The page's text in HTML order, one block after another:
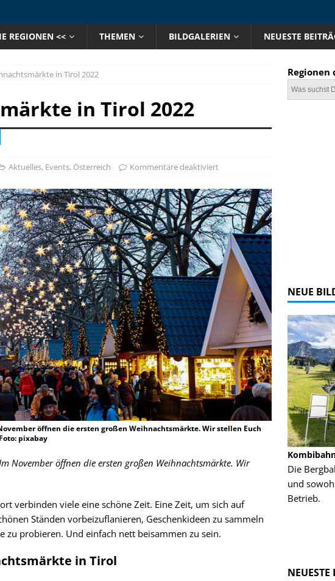
REGIONEN << THEMEN BILDGALERIEN NEUESTE
in Tirol 2022
in Tirol 2022
Aktuelles, Events, Österreich Kommentare deaktiviert
öffnen die ersten großen Weihnachtsmärkte. Wir stellen Euch
pixabay
November öffnen die ersten großen Weihnachtsmärkte. Wir
verbinden viele eine schöne Zeit. Eine Zeit, um sich auf
Ständen vorbeizuflanieren, Geschenkideen zu sammeln
zu probieren. Und einfach nett beisammen zu sein.
in Tirol
Regionen
NEUE
Mehr als 3,5 Kilometer Fahrspaß auf dem
Bilder des Coasters ansehen.
Zur Bildgalerie
Die
und
Betrieb.
in Leogang
Zur Bildgalerie
NEUESTE